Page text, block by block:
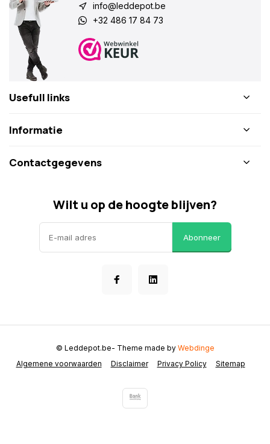
info@leddepot.be
+32 486 17 84 73
Usefull links
Informatie
Contactgegevens
Wilt u op de hoogte blijven?
Abonneer
Algemene voorwaarden Disclaimer Privacy Policy Sitemap
© Leddepot.be- Theme made by Webdinge